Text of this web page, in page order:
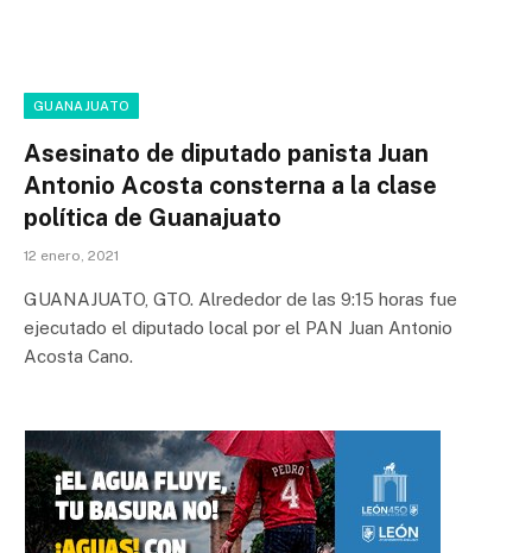
GUANAJUATO
Asesinato de diputado panista Juan
Antonio Acosta consterna a la clase
política de Guanajuato
12 enero, 2021
GUANAJUATO, GTO. Alrededor de las 9:15 horas fue
ejecutado el diputado local por el PAN Juan Antonio
Acosta Cano.